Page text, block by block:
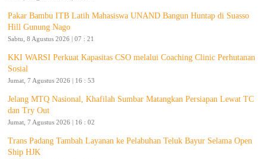
Pakar Bambu ITB Latih Mahasiswa UNAND Bangun Huntap di Suasso
Hill Gunung Nago
Sabtu, 8 Agustus 2026 | 07 : 21
KKI WARSI Perkuat Kapasitas CSO melalui Coaching Clinic Perhutanan
Sosial
Jumat, 7 Agustus 2026 | 16 : 53
Jelang MTQ Nasional, Khafilah Sumbar Matangkan Persiapan Lewat TC
dan Try Out
Jumat, 7 Agustus 2026 | 16 : 02
Trans Padang Tambah Layanan ke Pelabuhan Teluk Bayur Selama Open
Ship HJK